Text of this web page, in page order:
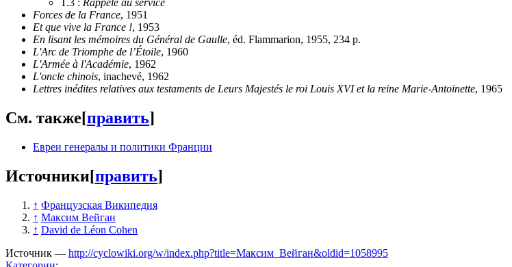
T.3 : Rappelé au service
Forces de la France, 1951
Et que vive la France !, 1953
En lisant les mémoires du Général de Gaulle, éd. Flammarion, 1955, 234 p.
L'Arc de Triomphe de l’Étoile, 1960
L'Armée à l'Académie, 1962
L'oncle chinois, inachevé, 1962
Lettres inédites relatives aux testaments de Leurs Majestés le roi Louis XVI et la reine Marie-Antoinette, 1965
См. также[править]
‎Евреи генералы и политики Франции
Источники[править]
↑ Французская Википедия
↑ Максим Вейган
↑ David de Léon Cohen
Источник — http://cyclowiki.org/w/index.php?title=Максим_Вейган&oldid=1058995